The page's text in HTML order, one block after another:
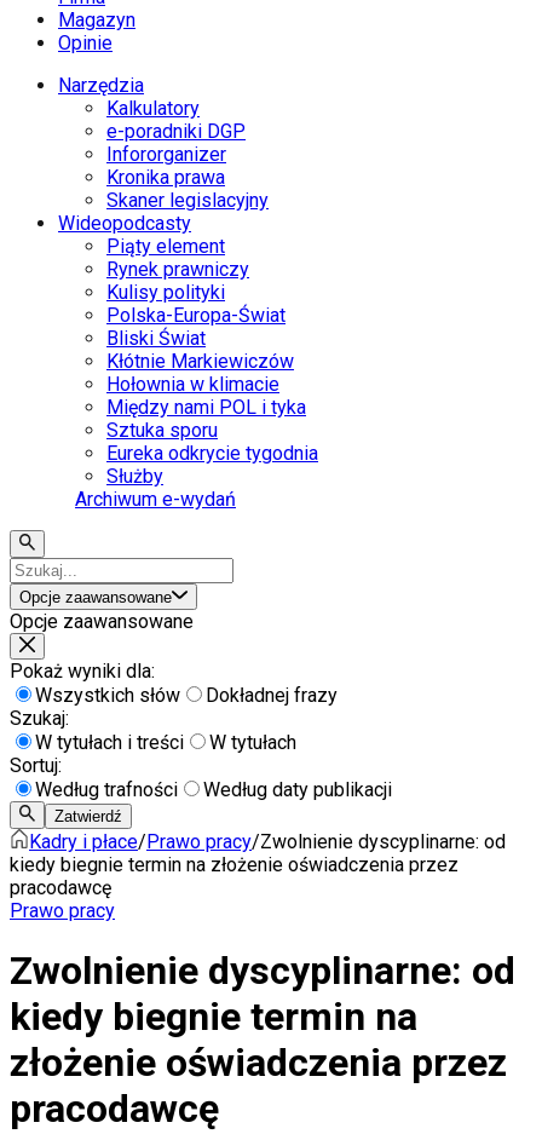
Magazyn
Opinie
Narzędzia
Kalkulatory
e-poradniki DGP
Infororganizer
Kronika prawa
Skaner legislacyjny
Wideopodcasty
Piąty element
Rynek prawniczy
Kulisy polityki
Polska-Europa-Świat
Bliski Świat
Kłótnie Markiewiczów
Hołownia w klimacie
Między nami POL i tyka
Sztuka sporu
Eureka odkrycie tygodnia
Służby
Archiwum e-wydań
Opcje zaawansowane
Opcje zaawansowane
Pokaż wyniki dla:
Wszystkich słów
Dokładnej frazy
Szukaj:
W tytułach i treści
W tytułach
Sortuj:
Według trafności
Według daty publikacji
Zatwierdź
Kadry i płace/Prawo pracy/Zwolnienie dyscyplinarne: od
kiedy biegnie termin na złożenie oświadczenia przez
pracodawcę
Prawo pracy
Zwolnienie dyscyplinarne: od
kiedy biegnie termin na
złożenie oświadczenia przez
pracodawcę